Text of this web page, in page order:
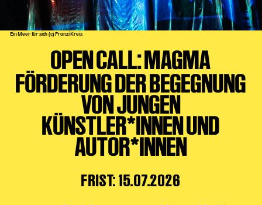
Kinder Kunst
Abenteuernacht
Kinder-Redaktion
Junge Kunst
Next Generation
Angewandte + DSCHUNGEL WIEN
MAGMA 25/26
Theaterwerkstätten
Ein Meer für sich (c) Franzi Kreis
OPEN CALL: MAGMA
FÖRDERUNG DER BEGEGNUNG
VON JUNGEN
KÜNSTLER*INNEN UND
AUTOR*INNEN
FRIST: 15.07.2026